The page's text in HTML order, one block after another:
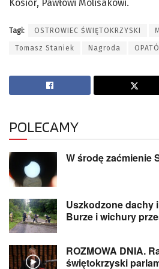
Kosior, Pawłowi Molisakowi.
Tagi: OSTROWIEC ŚWIĘTOKRZYSKI
Tomasz Staniek Nagroda
POLECAMY
W środę zaćmienie
Uszkodzone dachy
Burze i wichury
ROZMOWA DNIA.
świętokrzyski